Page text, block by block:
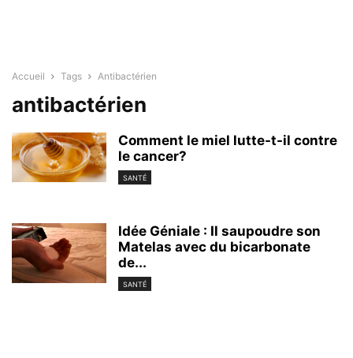
Accueil Tags Antibactérien
antibactérien
Comment le miel lutte-t-il contre
le cancer?
SANTÉ
Idée Géniale : Il saupoudre son
Matelas avec du bicarbonate
de...
SANTÉ